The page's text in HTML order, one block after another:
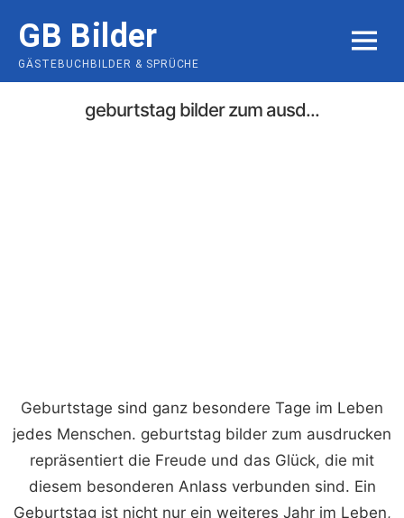
content
GB Bilder
GÄSTEBUCHBILDER & SPRÜCHE
MENU
geburtstag bilder zum ausd...
Geburtstage sind ganz besondere Tage im Leben
jedes Menschen. geburtstag bilder zum ausdrucken
repräsentiert die Freude und das Glück, die mit
diesem besonderen Anlass verbunden sind. Ein
Geburtstag ist nicht nur ein weiteres Jahr im Leben,